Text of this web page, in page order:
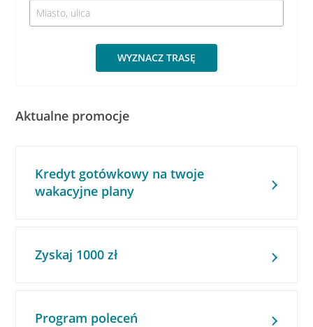
WYZNACZ TRASĘ
Aktualne promocje
Kredyt gotówkowy na twoje
wakacyjne plany
Zyskaj 1000 zł
Program poleceń